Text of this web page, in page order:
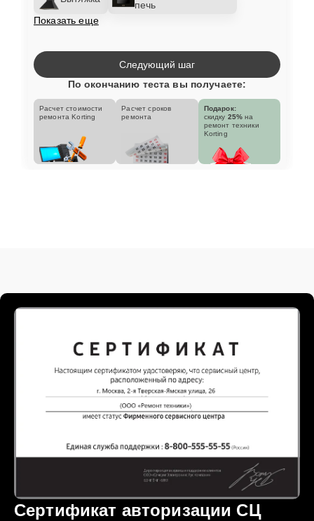
печь
Показать еще
Следующий шаг
По окончанию теста вы получаете:
Расчет стоимости
ремонта Korting
Расчет сроков
ремонта
Подарок:
скидку 25% на
ремонт техники
Korting
Сертификат авторизации СЦ